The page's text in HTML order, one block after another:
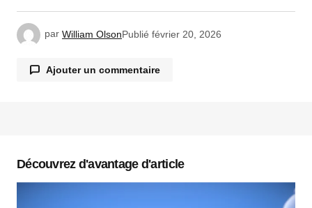
par William OlsonPublié février 20, 2026
Ajouter un commentaire
Commentaire*
Découvrez d'avantage d'article